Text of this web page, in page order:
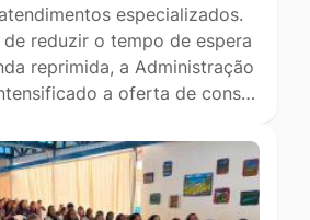
especializados.
reduzir o tempo de espera
reprimida, a Administração
a oferta de cons…